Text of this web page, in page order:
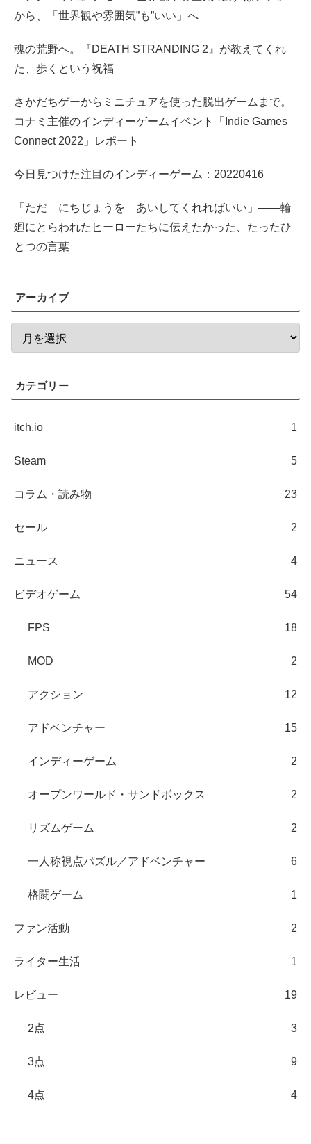
から、「世界観や雰囲気”も”いい」へ
魂の荒野へ。『DEATH STRANDING 2』が教えてくれ
た、歩くという祝福
さかだちゲーからミニチュアを使った脱出ゲームまで。
コナミ主催のインディーゲームイベント「Indie Games
Connect 2022」レポート
今日見つけた注目のインディーゲーム：20220416
「ただ にちじょうを あいしてくれればいい」――輪
廻にとらわれたヒーローたちに伝えたかった、たったひ
とつの言葉
アーカイブ
カテゴリー
itch.io 1
Steam 5
コラム・読み物 23
セール 2
ニュース 4
ビデオゲーム 54
FPS 18
MOD 2
アクション 12
アドベンチャー 15
インディーゲーム 2
オープンワールド・サンドボックス 2
リズムゲーム 2
一人称視点パズル／アドベンチャー 6
格闘ゲーム 1
ファン活動 2
ライター生活 1
レビュー 19
2点 3
3点 9
4点 4